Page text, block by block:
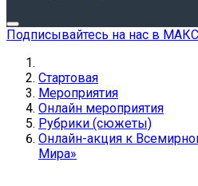
Подписывайтесь на нас в МАКС
Стартовая
Мероприятия
Онлайн мероприятия
Рубрики (сюжеты)
Онлайн-акция к
Мира»